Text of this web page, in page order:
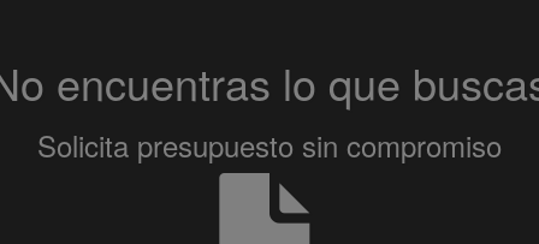
encuentras lo que
Solicita presupuesto sin compromiso